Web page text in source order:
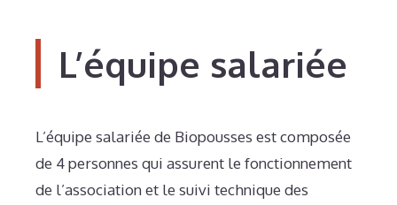
L’équipe salariée
L’équipe salariée de Biopousses est composée
de 4 personnes qui assurent le fonctionnement
de l’association et le suivi technique des